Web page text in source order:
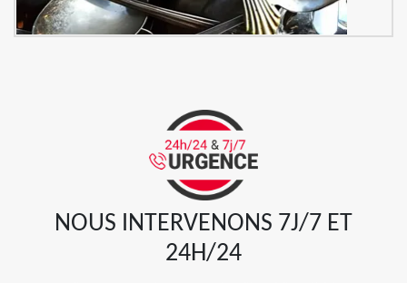
NOUS INTERVENONS 7J/7 ET
24H/24